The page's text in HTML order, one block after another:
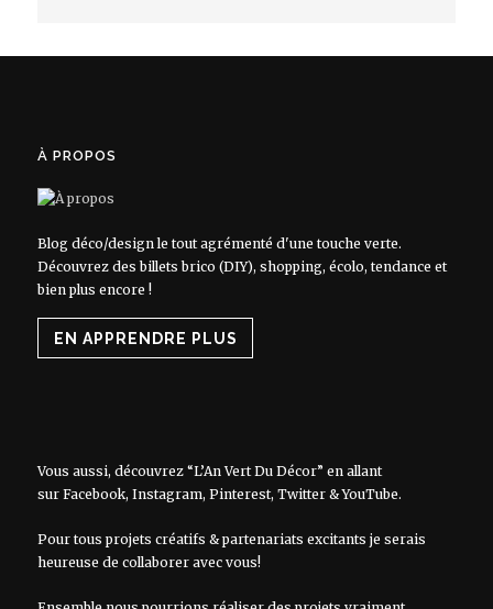
À PROPOS
Blog déco/design le tout agrémenté d'une touche verte.
Découvrez des billets brico (DIY), shopping, écolo, tendance et
bien plus encore !
EN APPRENDRE PLUS
Vous aussi, découvrez “L’An Vert Du Décor” en allant
sur Facebook, Instagram, Pinterest, Twitter&YouTube.
Pour tous projets créatifs & partenariats excitants je serais
heureuse de collaborer avec vous!